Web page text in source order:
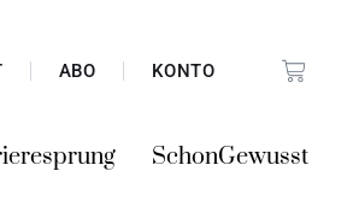
ABO KONTO
SchonGewusst